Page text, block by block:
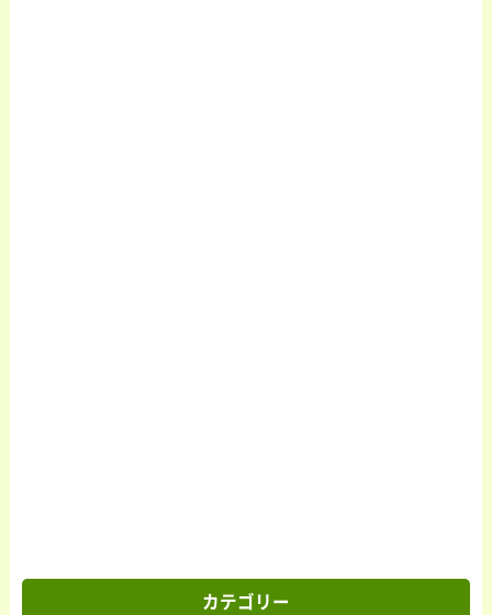
カテゴリー